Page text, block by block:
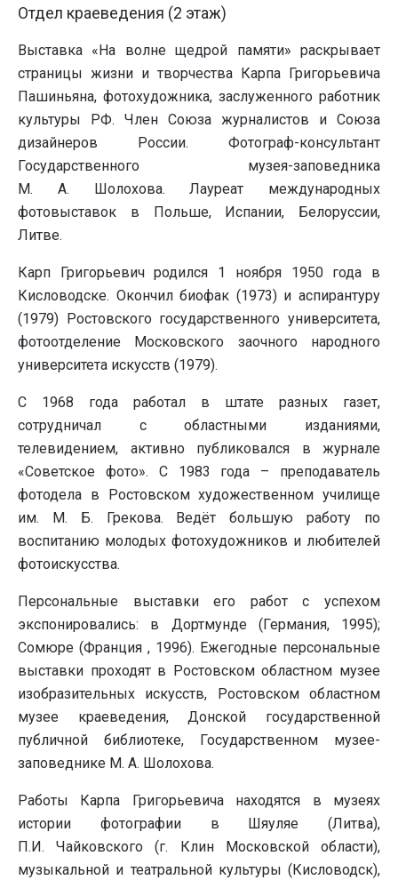
Отдел краеведения (2 этаж)
Выставка «На волне щедрой памяти» раскрывает
страницы жизни и творчества Карпа Григорьевича
Пашиньяна, фотохудожника, заслуженного работник
культуры РФ. Член Союза журналистов и Союза
дизайнеров России. Фотограф-консультант
Государственного музея-заповедника
М. А. Шолохова. Лауреат международных
фотовыставок в Польше, Испании, Белоруссии,
Литве.
Карп Григорьевич родился 1 ноября 1950 года в
Кисловодске. Окончил биофак (1973) и аспирантуру
(1979) Ростовского государственного университета,
фотоотделение Московского заочного народного
университета искусств (1979).
С 1968 года работал в штате разных газет,
сотрудничал с областными изданиями,
телевидением, активно публиковался в журнале
«Советское фото». С 1983 года – преподаватель
фотодела в Ростовском художественном училище
им. М. Б. Грекова. Ведёт большую работу по
воспитанию молодых фотохудожников и любителей
фотоискусства.
Персональные выставки его работ с успехом
экспонировались: в Дортмунде (Германия, 1995);
Сомюре (Франция , 1996). Ежегодные персональные
выставки проходят в Ростовском областном музее
изобразительных искусств, Ростовском областном
музее краеведения, Донской государственной
публичной библиотеке, Государственном музее-
заповеднике М. А. Шолохова.
Работы Карпа Григорьевича находятся в музеях
истории фотографии в Шяуляе (Литва),
П.И. Чайковского (г. Клин Московской области),
музыкальной и театральной культуры (Кисловодск),